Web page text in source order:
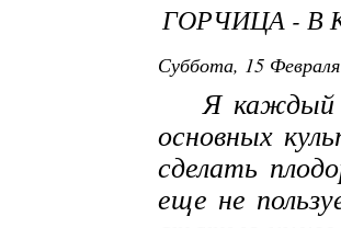
ГОРЧИЦА - В
Суббота, 15
Я каждый
основных
сделать
еще не